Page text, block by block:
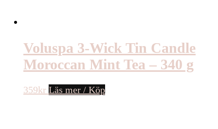
Voluspa 3-Wick Tin Candle
Moroccan Mint Tea – 340 g
359kr Läs mer / Köp